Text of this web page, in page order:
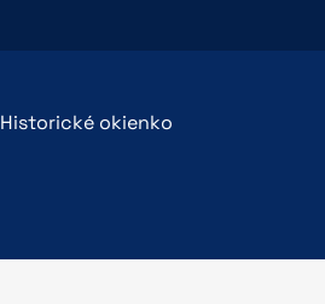
Historické okienko